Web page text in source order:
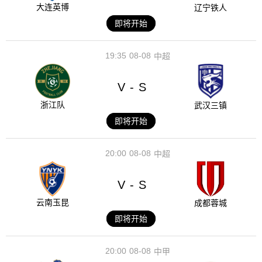
大连英博
辽宁铁人
即将开始
08-08
19:35 中超
浙江队
V - S
武汉三镇
即将开始
08-08
20:00 中超
云南玉昆
V - S
成都蓉城
即将开始
08-08
20:00 中甲